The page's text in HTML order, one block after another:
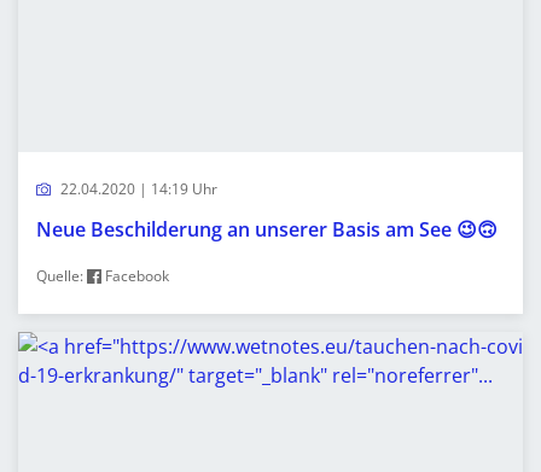
22.04.2020 | 14:19 Uhr
Neue Beschilderung an unserer Basis am See 😉🙃
Quelle: Facebook